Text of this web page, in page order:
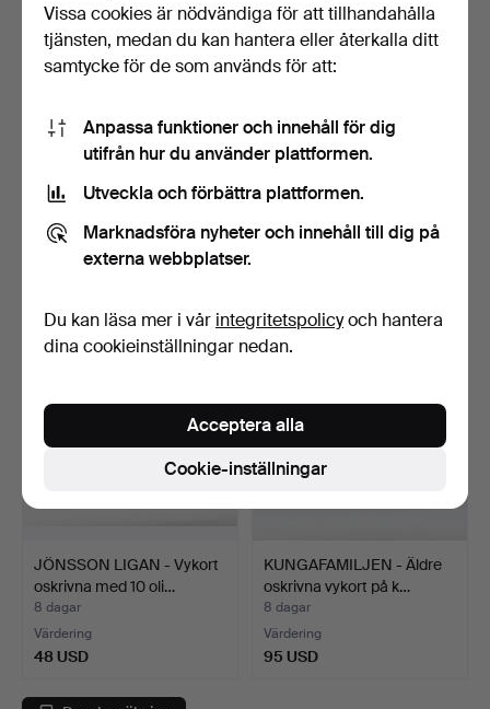
VYKORTSALBUM, 2 st,
1900-tal.
6 dagar
Värdering
INRAMADE
R, 4 delar Th…
7 dagar
JÖNSSON LIGAN - Vykort
oskrivna med 10 oli…
8 dagar
Värdering
48 USD
KUNGAFAMILJEN - Äldre
oskrivna vykort på k…
8 dagar
Värdering
95 USD
Vissa cookies är nödvändiga för att tillhandahålla
tjänsten, medan du kan hantera eller återkalla ditt
samtycke för de som används för att:
Anpassa funktioner och innehåll för dig
utifrån hur du använder plattformen.
Utveckla och förbättra plattformen.
Marknadsföra nyheter och innehåll till dig på
externa webbplatser.
Du kan läsa mer i vår integritetspolicyoch hantera
dina cookieinställningar nedan.
Cookie-inställningar
Acceptera alla